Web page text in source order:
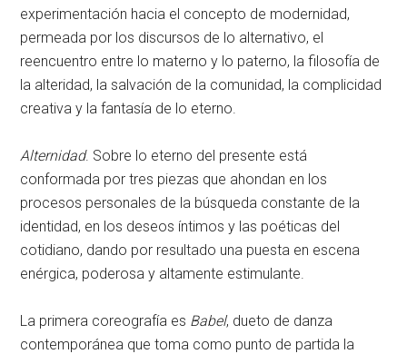
experimentación hacia el concepto de modernidad,
permeada por los discursos de lo alternativo, el
reencuentro entre lo materno y lo paterno, la filosofía de
la alteridad, la salvación de la comunidad, la complicidad
creativa y la fantasía de lo eterno.
Alternidad. Sobre lo eterno del presente está
conformada por tres piezas que ahondan en los
procesos personales de la búsqueda constante de la
identidad, en los deseos íntimos y las poéticas del
cotidiano, dando por resultado una puesta en escena
enérgica, poderosa y altamente estimulante.
La primera coreografía es Babel, dueto de danza
contemporánea que toma como punto de partida la